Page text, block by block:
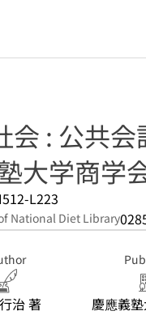
会 : 公共会
大学商学
L223
National Diet Library
治 著 慶應義